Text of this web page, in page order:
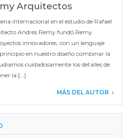
Arquitectos
internacional en el estudio de Rafael
Andrés Remy fundó Remy
innovadores, con un lenguaje
en nuestro diseño combinar la
cuidadosamente los detalles de
la […]
MÁS DEL AUTOR